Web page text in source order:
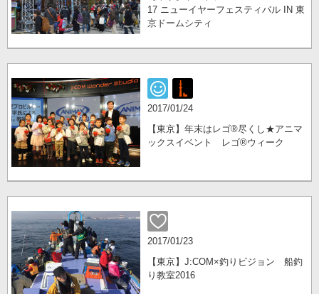
17 ニューイヤーフェスティバル IN 東
京ドームシティ
2017/01/24
【東京】年末はレゴ®尽くし★アニマ
ックスイベント レゴ®ウィーク
2017/01/23
【東京】J:COM×釣りビジョン 船釣
り教室2016